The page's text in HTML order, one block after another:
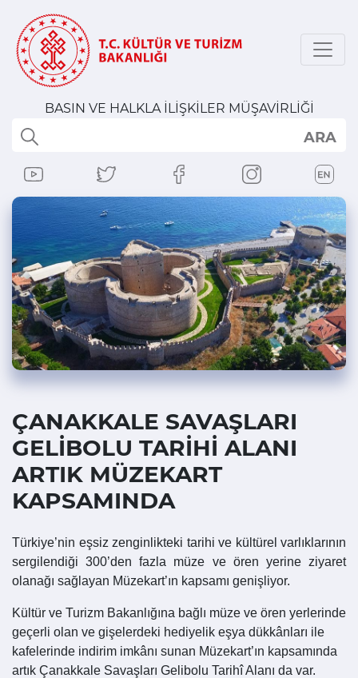
BASIN VE HALKLA İLİŞKİLER MÜŞAVİRLİĞİ
ARA
ÇANAKKALE SAVAŞLARI
GELİBOLU TARİHİ ALANI
ARTIK MÜZEKART
KAPSAMINDA
Türkiye’nin eşsiz zenginlikteki tarihi ve kültürel varlıklarının
sergilendiği 300’den fazla müze ve ören yerine ziyaret
olanağı sağlayan Müzekart’ın kapsamı genişliyor.
Kültür ve Turizm Bakanlığına bağlı müze ve ören yerlerinde
geçerli olan ve gişelerdeki hediyelik eşya dükkânları ile
kafelerinde indirim imkânı sunan Müzekart’ın kapsamında
artık Çanakkale Savaşları Gelibolu Tarihî Alanı da var.